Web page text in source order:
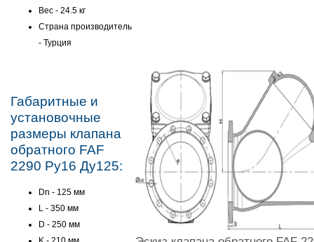
Вес - 24.5 кг
Страна производитель
- Турция
Габаритные и
установочные
размеры клапана
обратного FAF
2290 Ру16 Ду125:
Dn - 125 мм
L - 350 мм
D - 250 мм